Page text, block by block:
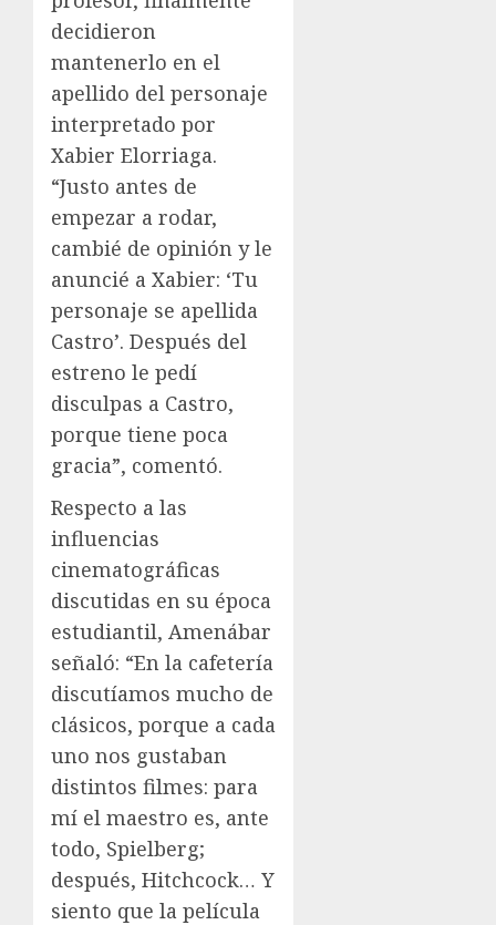
decidieron
mantenerlo en el
apellido del personaje
interpretado por
Xabier Elorriaga.
“Justo antes de
empezar a rodar,
cambié de opinión y le
anuncié a Xabier: ‘Tu
personaje se apellida
Castro’. Después del
estreno le pedí
disculpas a Castro,
porque tiene poca
gracia”, comentó.
Respecto a las
influencias
cinematográficas
discutidas en su época
estudiantil, Amenábar
señaló: “En la cafetería
discutíamos mucho de
clásicos, porque a cada
uno nos gustaban
distintos filmes: para
mí el maestro es, ante
todo, Spielberg;
después, Hitchcock… Y
siento que la película